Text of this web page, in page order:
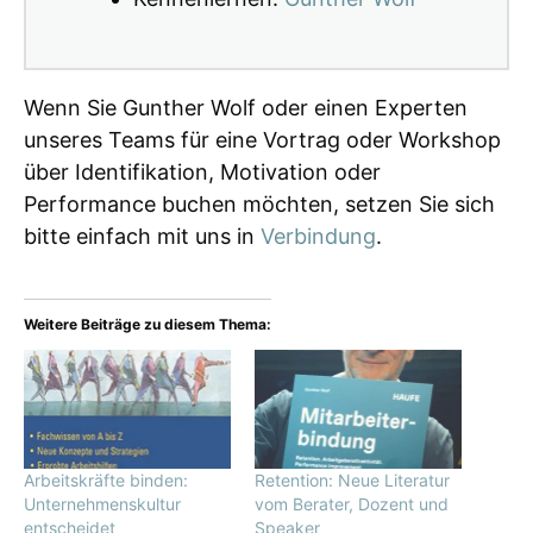
Wenn Sie Gunther Wolf oder einen Experten
unseres Teams für eine Vortrag oder Workshop
über Identifikation, Motivation oder
Performance buchen möchten, setzen Sie sich
bitte einfach mit uns in Verbindung.
Weitere Beiträge zu diesem Thema:
Arbeitskräfte binden:
Unternehmenskultur
entscheidet
Retention: Neue Literatur
vom Berater, Dozent und
Speaker